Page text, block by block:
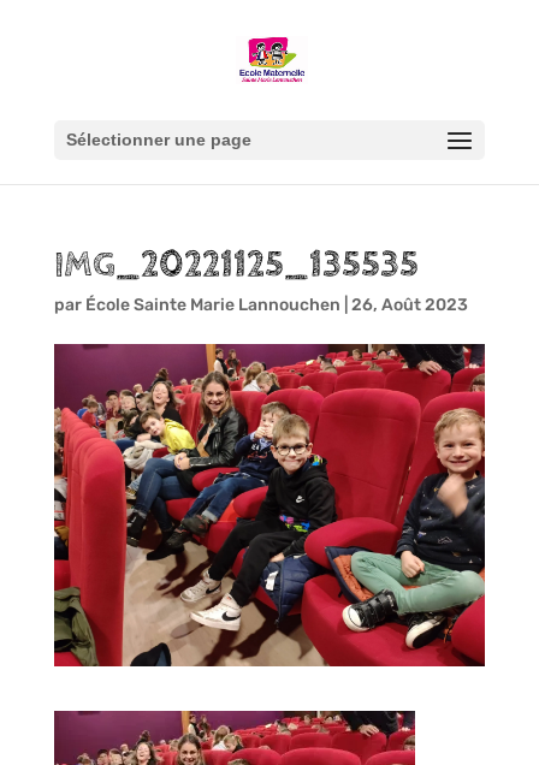
Sélectionner une page
IMG_20221125_135535
par École Sainte Marie Lannouchen 26, Août 2023